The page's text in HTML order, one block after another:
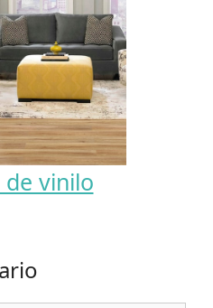
de vinilo